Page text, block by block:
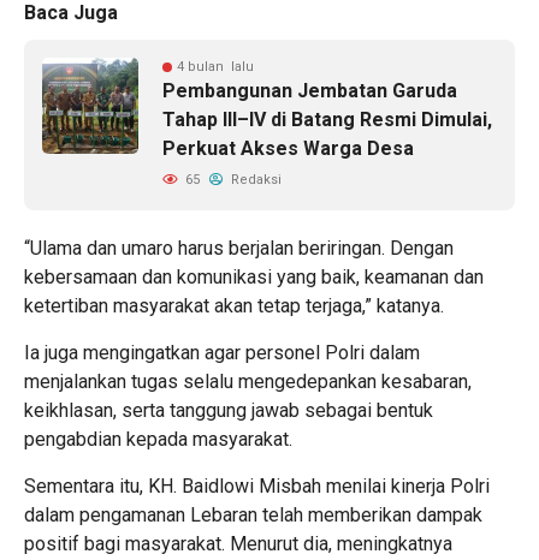
Baca Juga
4 bulan lalu
Pembangunan Jembatan Garuda
Tahap III–IV di Batang Resmi Dimulai,
Perkuat Akses Warga Desa
65 Redaksi
“Ulama dan umaro harus berjalan beriringan. Dengan
kebersamaan dan komunikasi yang baik, keamanan dan
ketertiban masyarakat akan tetap terjaga,” katanya.
Ia juga mengingatkan agar personel Polri dalam
menjalankan tugas selalu mengedepankan kesabaran,
keikhlasan, serta tanggung jawab sebagai bentuk
pengabdian kepada masyarakat.
Sementara itu, KH. Baidlowi Misbah menilai kinerja Polri
dalam pengamanan Lebaran telah memberikan dampak
positif bagi masyarakat. Menurut dia, meningkatnya